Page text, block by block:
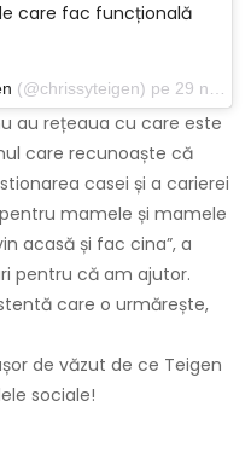
care fac funcțională
(@chrissyteigen) pe 29 noiembrie 2019 la 13:05 PST
au rețeaua cu care este
care recunoaște că
casei și a carierei
mamele și mamele
acasă și fac cina”, a
pentru că am ajutor.
care o urmărește,
de văzut de ce Teigen
sociale!